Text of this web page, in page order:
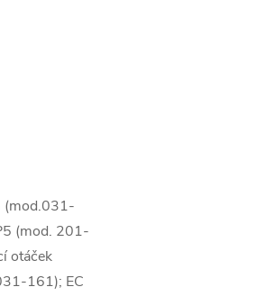
(mod.031-
(mod. 201-
otáček
161); EC